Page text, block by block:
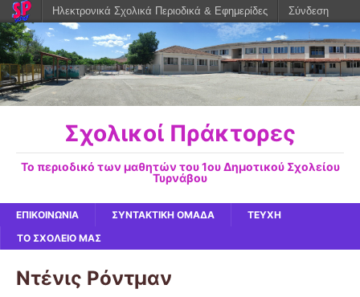
Σχολικοί Πράκτορες
Το περιοδικό των μαθητών του 1ου Δημοτικού Σχολείου
Τυρνάβου
ΕΠΙΚΟΙΝΩΝΙΑ ΣΥΝΤΑΚΤΙΚΗ ΟΜΑΔΑ
ΤΕΥΧΗ
ΤΟ ΣΧΟΛΕΙΟ ΜΑΣ
Ντένις Ρόντμαν
Ηλεκτρονικά Σχολικά Περιοδικά & Εφημερίδες Σύνδεση